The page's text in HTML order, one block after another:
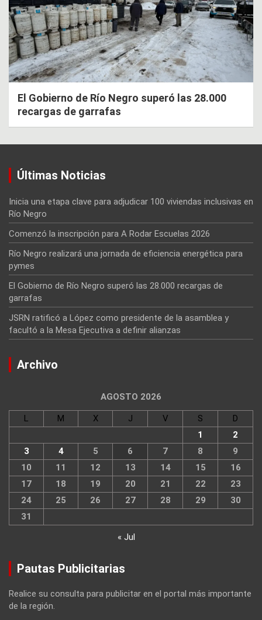
El Gobierno de Río Negro superó las 28.000
recargas de garrafas
Últimas Noticias
Inicia una etapa clave para adjudicar 100 viviendas inclusivas en
Río Negro
Comenzó la inscripción para A Rodar Escuelas 2026
Río Negro realizará una jornada de eficiencia energética para
pymes
El Gobierno de Río Negro superó las 28.000 recargas de
garrafas
JSRN ratificó a López como presidente de la asamblea y
facultó a la Mesa Ejecutiva a definir alianzas
Archivo
AGOSTO 2026
L M X J V S
D
1
2
3
4 5 6 7 8
9
10
11 12 13 14 15
16
17
18 19 20 21 22
23
24
25 26 27 28 29
30
31
« Jul
Pautas Publicitarias
Realice su consulta para publicitar en el portal más importante
de la región.